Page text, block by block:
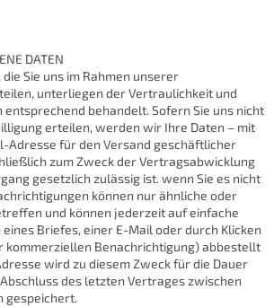
DATEN
Sie uns im Rahmen unserer
unterliegen der Vertraulichkeit und
entsprechend behandelt. Sofern Sie uns nicht
erteilen, werden wir Ihre Daten – mit
Adresse für den Versand geschäftlicher
zum Zweck der Vertragsabwicklung
gesetzlich zulässig ist. wenn Sie es nicht
können nur ähnliche oder
und können jederzeit auf einfache
eines Briefes, einer E-Mail oder durch Klicken
kommerziellen Benachrichtigung) abbestellt
wird zu diesem Zweck für die Dauer
des letzten Vertrages zwischen
gespeichert.